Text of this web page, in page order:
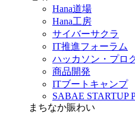
Hana道場
Hana工房
サイバーサクラ
IT推進フォーラム
ハッカソン・プロ
商品開発
ITブートキャンプ
SABAE STARTUP
まちなか賑わい